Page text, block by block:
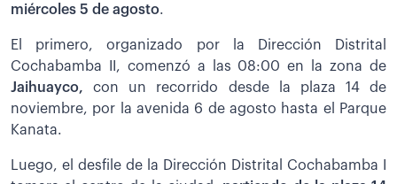
miércoles 5 de agosto.
El primero, organizado por la Dirección Distrital
Cochabamba II, comenzó a las 08:00 en la zona de
Jaihuayco, con un recorrido desde la plaza 14 de
noviembre, por la avenida 6 de agosto hasta el Parque
Kanata.
Luego, el desfile de la Dirección Distrital Cochabamba I